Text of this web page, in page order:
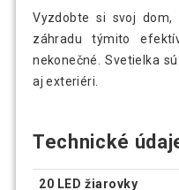
Vyzdobte si svoj dom,
záhradu týmito
nekonečné. Svetielka
aj exteriéri.
Technické
20 LED žiarovky